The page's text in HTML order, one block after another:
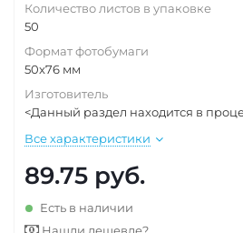
Количество листов в упаковке
50
Формат фотобумаги
50x76 мм
Изготовитель
<Данный раздел находится в
Все характеристики
89.75 руб.
Есть в наличии